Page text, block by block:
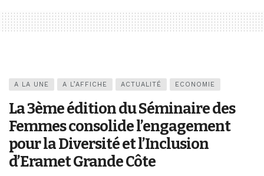
A LA UNE A L’AFFICHE ACTUALITÉ ECONOMIE
La 3ème édition du Séminaire des
Femmes consolide l’engagement
pour la Diversité et l’Inclusion
d’Eramet Grande Côte